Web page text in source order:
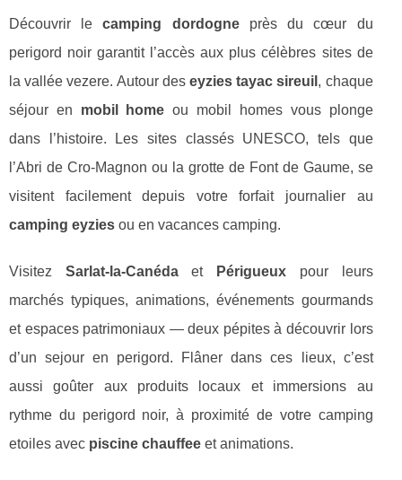
Découvrir lecamping dordogneprès du cœur du
perigord noir garantit l’accès aux plus célèbres sites de
la vallée vezere. Autour des eyzies tayac sireuil , chaque
séjour en mobil home ou mobil homes vous plonge
dans l’histoire. Les sites classés UNESCO, tels que
l’Abri de Cro-Magnon ou la grotte de Font de Gaume, se
visitent facilement depuis votre forfait journalier au
camping eyzies ou en vacances camping.
Visitez Sarlat-la-Canédaet Périgueux pour leurs
marchés typiques, animations, événements gourmands
et espaces patrimoniaux — deux pépites à découvrir lors
d’un sejour en perigord. Flâner dans ces lieux, c’est
aussi goûter aux produits locaux et immersions au
rythme du perigord noir, à proximité de votre camping
etoiles avec piscine chauffee et animations.